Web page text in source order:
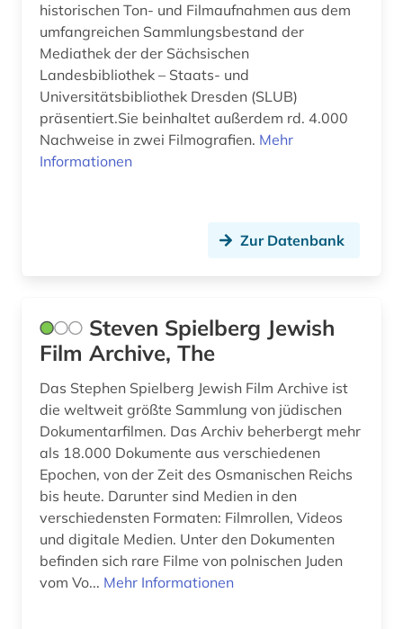
propaganda (1)
psychotherapie (3)
raumfahrt (1)
recht (1)
schwarze (1)
serien (1)
sicherheit und ordnung (1)
sozialismus (1)
soziologie (1)
stadtentwicklung (1)
historischen Ton- und Filmaufnahmen aus dem
umfangreichen Sammlungsbestand der
Mediathek der der Sächsischen
Landesbibliothek – Staats- und
Universitätsbibliothek Dresden (SLUB)
präsentiert.Sie beinhaltet außerdem rd. 4.000
Nachweise in zwei Filmografien. Mehr
Informationen
Zur Datenbank
Steven Spielberg Jewish
Film Archive, The
Das Stephen Spielberg Jewish Film Archive ist
die weltweit größte Sammlung von jüdischen
Dokumentarfilmen. Das Archiv beherbergt mehr
als 18.000 Dokumente aus verschiedenen
Epochen, von der Zeit des Osmanischen Reichs
bis heute. Darunter sind Medien in den
verschiedensten Formaten: Filmrollen, Videos
und digitale Medien. Unter den Dokumenten
befinden sich rare Filme von polnischen Juden
vom Vo... Mehr Informationen